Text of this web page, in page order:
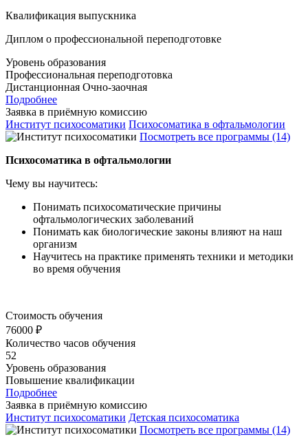
Квалификация выпускника
Диплом о профессиональной переподготовке
Уровень образования
Профессиональная переподготовка
Дистанционная Очно-заочная
Подробнее
Заявка в приёмную комиссию
Институт психосоматики Психосоматика в офтальмологии
Посмотреть все программы (14)
Психосоматика в офтальмологии
Чему вы научитесь:
Понимать психосоматические причины
офтальмологических заболеваний
Понимать как биологические законы влияют на наш
организм
Научитесь на практике применять техники и методики
во время обучения
Стоимость обучения
76000 ₽
Количество часов обучения
52
Уровень образования
Повышение квалификации
Подробнее
Заявка в приёмную комиссию
Институт психосоматики Детская психосоматика
Посмотреть все программы (14)